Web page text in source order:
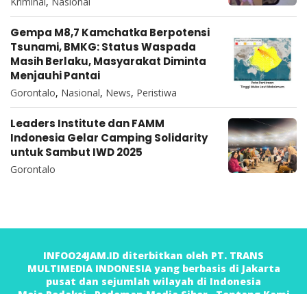
Gempa M8,7 Kamchatka Berpotensi
Tsunami, BMKG: Status Waspada
Masih Berlaku, Masyarakat Diminta
Menjauhi Pantai
Gorontalo, Nasional, News, Peristiwa
Leaders Institute dan FAMM
Indonesia Gelar Camping Solidarity
untuk Sambut IWD 2025
Gorontalo
INFOO24JAM.ID diterbitkan oleh PT. TRANS
MULTIMEDIA INDONESIA yang berbasis di Jakarta
pusat dan sejumlah wilayah di Indonesia